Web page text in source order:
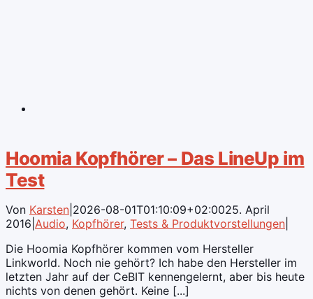
Hoomia Kopfhörer – Das LineUp im
Test
Von Karsten 2026-08-01T01:10:09+02:0025. April
2016 Audio, Kopfhörer, Tests & Produktvorstellungen
Die Hoomia Kopfhörer kommen vom Hersteller
Linkworld. Noch nie gehört? Ich habe den Hersteller im
letzten Jahr auf der CeBIT kennengelernt, aber bis heute
nichts von denen gehört. Keine [...]